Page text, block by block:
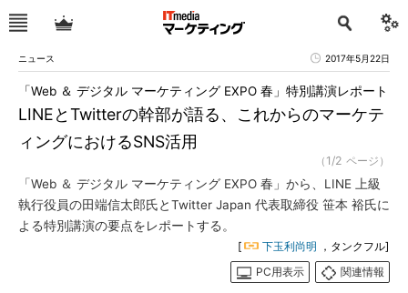
ニュース 2017年5月22日
LINEとTwitterの幹部が語る、これからのマーケテ
ィングにおけるSNS活用
「Web ＆ デジタル マーケティング EXPO 春」特別講演レポート
（1/2 ページ）
「Web ＆ デジタル マーケティング EXPO 春」から、LINE 上級
執行役員の田端信太郎氏とTwitter Japan 代表取締役 笹本 裕氏に
よる特別講演の要点をレポートする。
[ 下玉利尚明 ，タンクフル]
PC用表示
関連情報